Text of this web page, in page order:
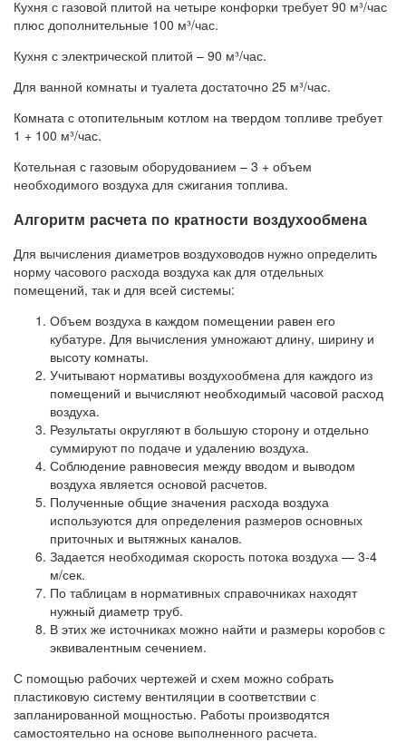
Кухня с газовой плитой на четыре конфорки требует 90 м³/час
плюс дополнительные 100 м³/час.
Кухня с электрической плитой – 90 м³/час.
Для ванной комнаты и туалета достаточно 25 м³/час.
Комната с отопительным котлом на твердом топливе требует
1 + 100 м³/час.
Котельная с газовым оборудованием – 3 + объем
необходимого воздуха для сжигания топлива.
Алгоритм расчета по кратности воздухообмена
Для вычисления диаметров воздуховодов нужно определить
норму часового расхода воздуха как для отдельных
помещений, так и для всей системы:
Объем воздуха в каждом помещении равен его
кубатуре. Для вычисления умножают длину, ширину и
высоту комнаты.
Учитывают нормативы воздухообмена для каждого из
помещений и вычисляют необходимый часовой расход
воздуха.
Результаты округляют в большую сторону и отдельно
суммируют по подаче и удалению воздуха.
Соблюдение равновесия между вводом и выводом
воздуха является основой расчетов.
Полученные общие значения расхода воздуха
используются для определения размеров основных
приточных и вытяжных каналов.
Задается необходимая скорость потока воздуха — 3-4
м/сек.
По таблицам в нормативных справочниках находят
нужный диаметр труб.
В этих же источниках можно найти и размеры коробов с
эквивалентным сечением.
С помощью рабочих чертежей и схем можно собрать
пластиковую систему вентиляции в соответствии с
запланированной мощностью. Работы производятся
самостоятельно на основе выполненного расчета.